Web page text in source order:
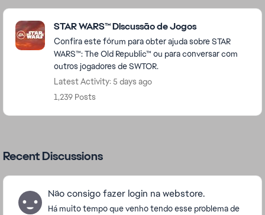
Featured Places
STAR WARS™ Discussão de Jogos
Confira este fórum para obter ajuda sobre STAR
WARS™: The Old Republic™ ou para conversar com
outros jogadores de SWTOR.
Latest Activity: 5 days ago
1,239 Posts
Recent Discussions
Não consigo fazer login na webstore.
Há muito tempo que venho tendo esse problema de